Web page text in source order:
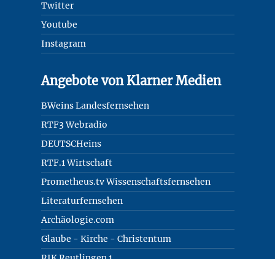
Twitter
Youtube
Instagram
Angebote von Klarner Medien
BWeins Landesfernsehen
RTF3 Webradio
DEUTSCHeins
RTF.1 Wirtschaft
Prometheus.tv Wissenschaftsfernsehen
Literaturfernsehen
Archäologie.com
Glaube - Kirche - Christentum